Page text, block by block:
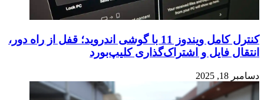
کنترل کامل ویندوز 11 با گوشی اندروید؛ قفل از راه دور،
انتقال فایل و اشتراک‌گذاری کلیپ‌بورد
دسامبر 18, 2025